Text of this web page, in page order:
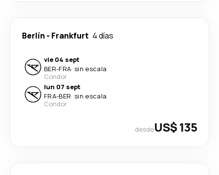
Berlín - Frankfurt 4 días
vie 04 sept
BER-FRA· sin escala
Condor
lun 07 sept
FRA-BER· sin escala
Condor
desdeUS$ 135